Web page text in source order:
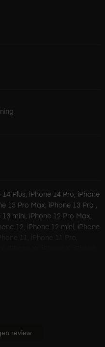
Plus, iPhone 14 Pro, iPhone
13 Pro Max, iPhone 13 Pro ,
13 mini, iPhone 12 Pro Max,
12, iPhone 12 mini, iPhone
11, iPhone 11 Pro,
iPhone 8, iPad mini 4/5
garantie
review